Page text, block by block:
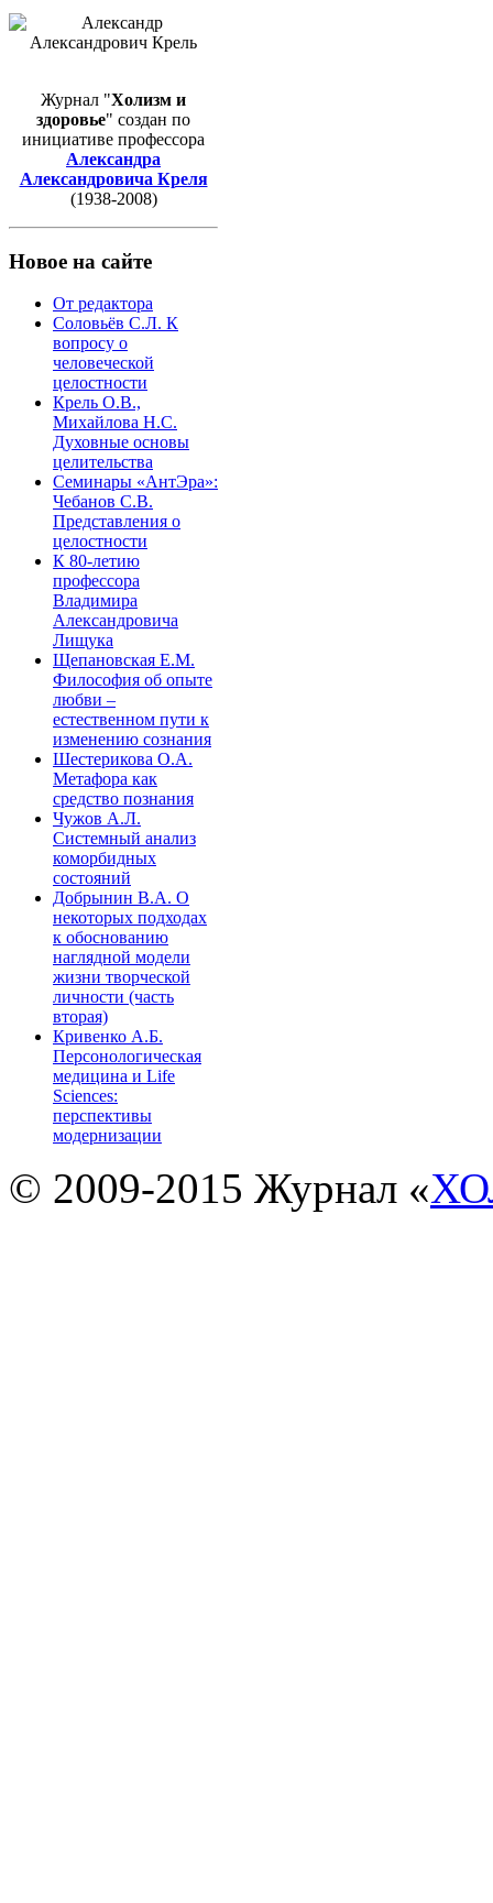
Журнал "Холизм и
здоровье" создан по
инициативе профессора
Александра
Александровича Креля
(1938-2008)
Новое на сайте
От редактора
Соловьёв С.Л. К
вопросу о
человеческой
целостности
Крель О.В.,
Михайлова Н.С.
Духовные основы
целительства
Семинары «АнтЭра»:
Чебанов С.В.
Представления о
целостности
К 80-летию
профессора
Владимира
Александровича
Лищука
Щепановская Е.М.
Философия об опыте
любви –
естественном пути к
изменению сознания
Шестерикова О.А.
Метафора как
средство познания
Чужов А.Л.
Системный анализ
коморбидных
состояний
Добрынин В.А. О
некоторых подходах
к обоснованию
наглядной модели
жизни творческой
личности (часть
вторая)
Кривенко А.Б.
Персонологическая
медицина и Life
Sciences:
перспективы
модернизации
© 2009-2015 Журнал «